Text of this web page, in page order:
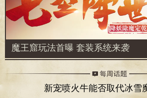
魔王窟玩法首曝 套装系统来袭
新宠喷火牛能否取代冰雪